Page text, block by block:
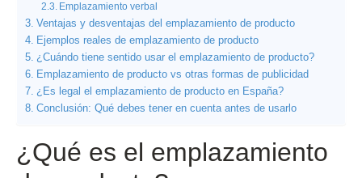
Emplazamiento verbal
Ventajas y desventajas del emplazamiento de producto
Ejemplos reales de emplazamiento de producto
¿Cuándo tiene sentido usar el emplazamiento de producto?
Emplazamiento de producto vs otras formas de publicidad
¿Es legal el emplazamiento de producto en España?
Conclusión: Qué debes tener en cuenta antes de usarlo
¿Qué es el emplazamiento